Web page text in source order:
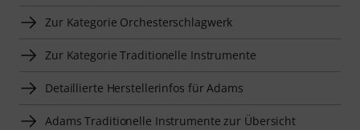
Zur Kategorie Orchesterschlagwerk
Zur Kategorie Traditionelle Instrumente
Detaillierte Herstellerinfos für Adams
Adams Traditionelle Instrumente zur Übersicht